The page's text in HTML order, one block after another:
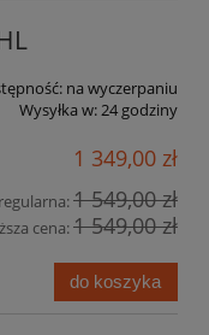
na wyczerpaniu
Wysyłka w:24 godziny
1 349,00 zł
1 549,00 zł
cena:1 549,00 zł
do koszyka